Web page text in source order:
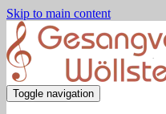
Skip to main content
Toggle navigation